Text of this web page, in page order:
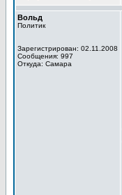
Вольд
Политик
Зарегистрирован: 02.11.2008
Сообщения: 997
Откуда: Самара